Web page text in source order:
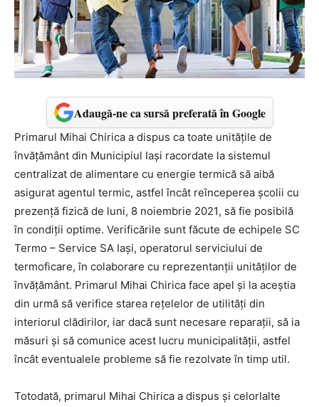
Adaugă-ne ca sursă preferată în Google
Primarul Mihai Chirica a dispus ca toate unitățile de
învățământ din Municipiul Iași racordate la sistemul
centralizat de alimentare cu energie termică să aibă
asigurat agentul termic, astfel încât reînceperea școlii cu
prezență fizică de luni, 8 noiembrie 2021, să fie posibilă
în condiții optime. Verificările sunt făcute de echipele SC
Termo – Service SA Iași, operatorul serviciului de
termoficare, în colaborare cu reprezentanții unităților de
învățământ. Primarul Mihai Chirica face apel și la aceștia
din urmă să verifice starea rețelelor de utilități din
interiorul clădirilor, iar dacă sunt necesare reparații, să ia
măsuri și să comunice acest lucru municipalității, astfel
încât eventualele probleme să fie rezolvate în timp util.
Totodată, primarul Mihai Chirica a dispus și celorlalte